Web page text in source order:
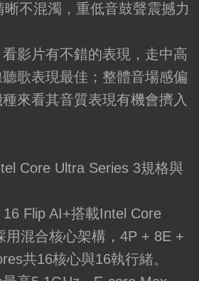
不混濁，重低音鼓聲震撼力
影片有不錯的表現，走中高
歌表現最佳；整體音場感偏
來看其音質表現有機會擠入
Core Ultra Series 3規格與
Flip AI+搭載Intel Core
用混合核心架構，4P + 8E +
共16核心與16執行緒。